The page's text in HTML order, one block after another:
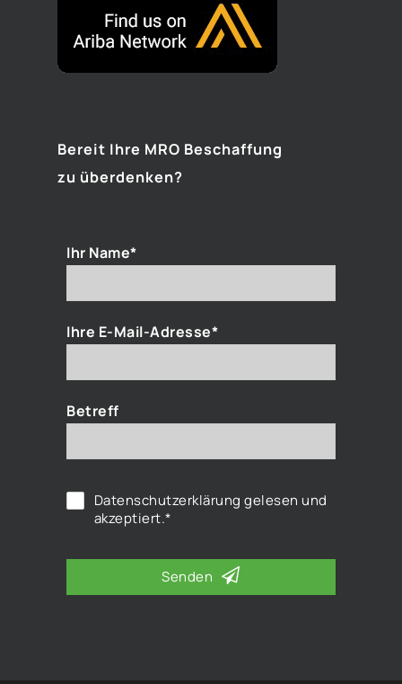
Bereit Ihre MRO Beschaffung
zu überdenken?
Ihr Name*
Ihre E-Mail-Adresse*
Betreff
Datenschutzerklärung gelesen und
akzeptiert.*
Senden